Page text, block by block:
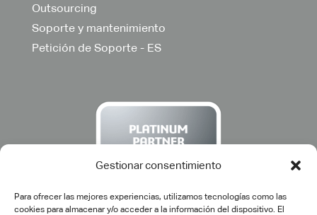
Gestionar consentimiento
Para ofrecer las mejores experiencias, utilizamos tecnologías como las
cookies para almacenar y/o acceder a la información del dispositivo. El
Outsourcing
Soporte y mantenimiento
Petición de Soporte - ES